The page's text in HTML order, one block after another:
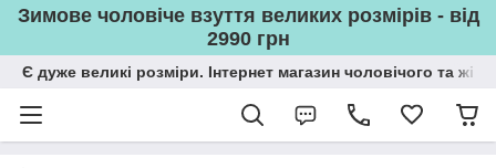
Зимове чоловіче взуття великих розмірів - від
2990 грн
Є дуже великі розміри. Інтернет магазин чоловічого та